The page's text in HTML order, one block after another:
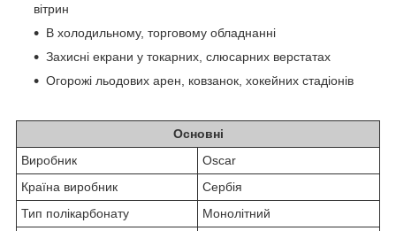
вітрин
В холодильному, торговому обладнанні
Захисні екрани у токарних, слюсарних верстатах
Огорожі льодових арен, ковзанок, хокейних стадіонів
Основні
Виробник
Oscar
Країна виробник
Сербія
Тип полікарбонату
Монолітний